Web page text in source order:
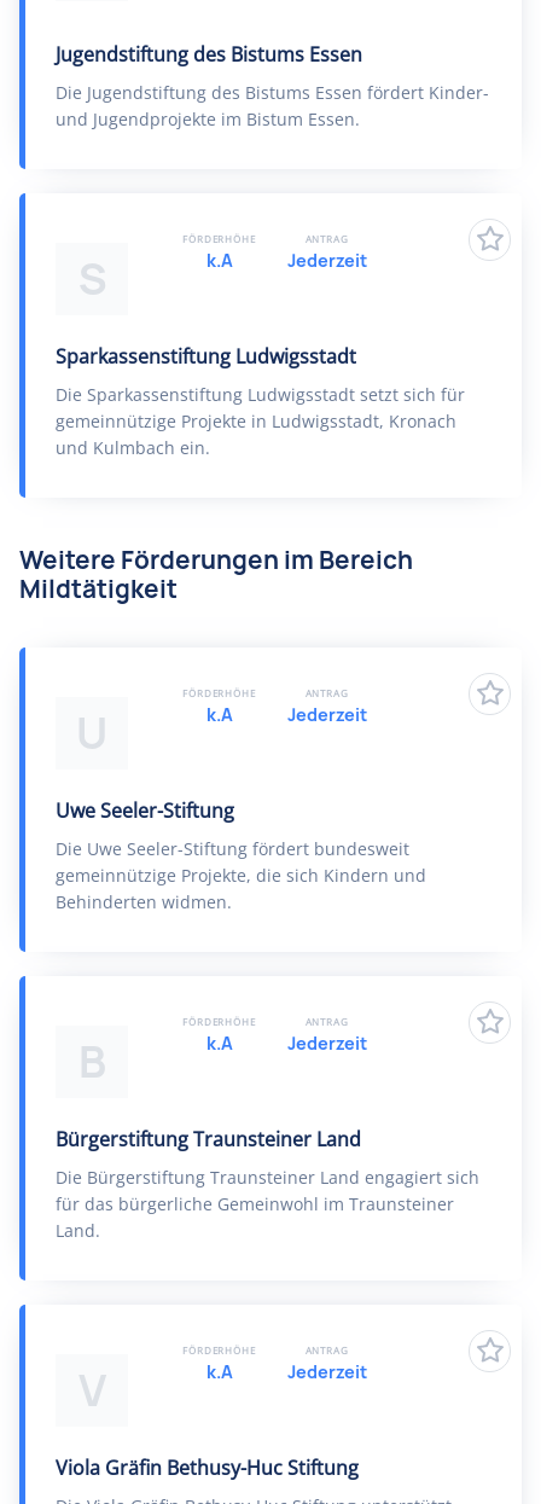
Jugendstiftung des Bistums Essen
Die Jugendstiftung des Bistums Essen fördert Kinder-
und Jugendprojekte im Bistum Essen.
S
Sparkassenstiftung Ludwigsstadt
Die Sparkassenstiftung Ludwigsstadt setzt sich für
gemeinnützige Projekte in Ludwigsstadt, Kronach
und Kulmbach ein.
FÖRDERHÖHE
k.A
ANTRAG
Jederzeit
Weitere Förderungen im Bereich
Mildtätigkeit
U
Uwe Seeler-Stiftung
Die Uwe Seeler-Stiftung fördert bundesweit
gemeinnützige Projekte, die sich Kindern und
Behinderten widmen.
FÖRDERHÖHE
k.A
ANTRAG
Jederzeit
B
Bürgerstiftung Traunsteiner Land
Die Bürgerstiftung Traunsteiner Land engagiert sich
für das bürgerliche Gemeinwohl im Traunsteiner
Land.
FÖRDERHÖHE
k.A
ANTRAG
Jederzeit
V
Viola Gräfin Bethusy-Huc Stiftung
FÖRDERHÖHE
k.A
ANTRAG
Jederzeit